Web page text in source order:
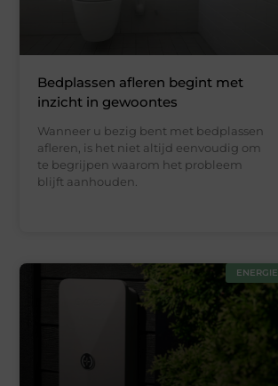
Bedplassen afleren begint met
inzicht in gewoontes
Wanneer u bezig bent met bedplassen
afleren, is het niet altijd eenvoudig om
te begrijpen waarom het probleem
blijft aanhouden.
ENERGIE